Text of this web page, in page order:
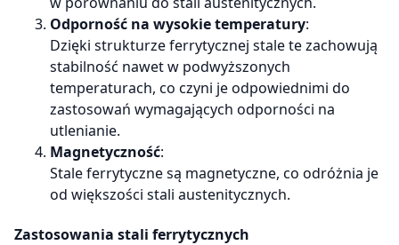
Odporność na wysokie temperatury:
Dzięki strukturze ferrytycznej stale te zachowują
stabilność nawet w podwyższonych
temperaturach, co czyni je odpowiednimi do
zastosowań wymagających odporności na
utlenianie.
Magnetyczność:
Stale ferrytyczne są magnetyczne, co odróżnia je
od większości stali austenitycznych.
Zastosowania stali ferrytycznych